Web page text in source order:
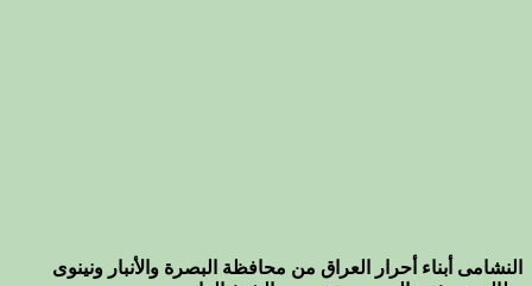
النشامى أبناء أحرار العراق من محافظة البصرة والأنبار ونينوى